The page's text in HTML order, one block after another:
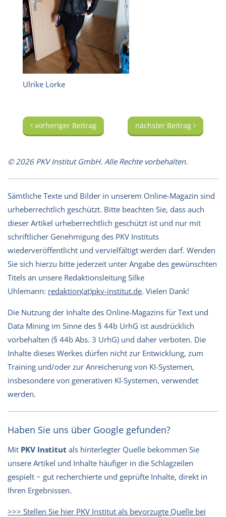
Ulrike Lorke
vorheriger Beitrag nächster Beitrag
© 2026 PKV Institut GmbH. Alle Rechte vorbehalten.
Sämtliche Texte und Bilder in unserem Online-Magazin sind
urheberrechtlich geschützt. Bitte beachten Sie, dass auch
dieser Artikel urheberrechtlich geschützt ist und nur mit
schriftlicher Genehmigung des PKV Instituts
wiederveröffentlicht und vervielfältigt werden darf. Wenden
Sie sich hierzu bitte jederzeit unter Angabe des gewünschten
Titels an unsere Redaktionsleitung Silke
Uhlemann: redaktion(at)pkv-institut.de. Vielen Dank!
Die Nutzung der Inhalte des Online-Magazins für Text und
Data Mining im Sinne des § 44b UrhG ist ausdrücklich
vorbehalten (§ 44b Abs. 3 UrhG) und daher verboten. Die
Inhalte dieses Werkes dürfen nicht zur Entwicklung, zum
Training und/oder zur Anreicherung von KI-Systemen,
insbesondere von generativen KI-Systemen, verwendet
werden.
Haben Sie uns über Google gefunden?
Mit PKV Institut als hinterlegter Quelle bekommen Sie
unsere Artikel und Inhalte häufiger in die Schlagzeilen
gespielt − gut recherchierte und geprüfte Inhalte, direkt in
Ihren Ergebnissen.
>>> Stellen Sie hier PKV Institut als bevorzugte Quelle bei